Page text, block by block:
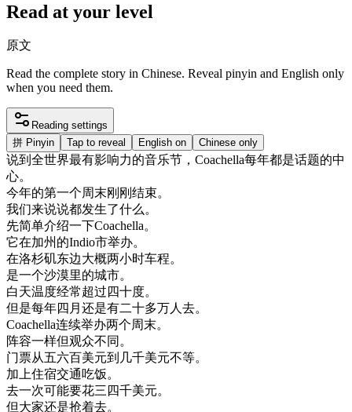
Read at your level
原文
Read the complete story in Chinese. Reveal pinyin and English only
when you need them.
Reading settings
拼 Pinyin Tap to reveal English on Chinese only
说到 全世界最有影响力的音乐节 ， Coachella每年都是话题的中
心。
今年的第一个周末刚刚 结束。
我们来说说都发生了什么。
先简单介绍一下Coachella。
它在加州 的Indio市举办。
在洛杉矶东边大概两小时车程。
是一个沙漠里的城市。
白天温度经常超过 四十度。
但是每年四月 还是有二十多万人去。
Coachella连续举办两个周末。
阵容一样但观众不同 。
门票从五六百美元到 几千美元不等。
加上住宿交通吃饭。
去一次可能要花三 四千美元。
但大家还是抢着去。